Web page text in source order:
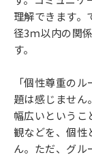
理解できます。
径3ｍ以内の関
す。
「個性尊重の
題は感じません
幅広いというこ
観などを、個性
ん。ただ、グル